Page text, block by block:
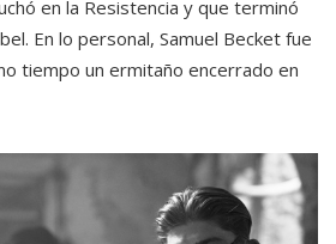
en la Resistencia y que terminó
En lo personal, Samuel Becket fue
tiempo un ermitaño encerrado en